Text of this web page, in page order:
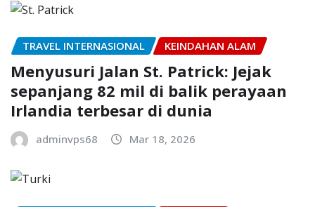
TRAVEL INTERNASIONAL KEINDAHAN ALAM
Menyusuri Jalan St. Patrick: Jejak
sepanjang 82 mil di balik perayaan
Irlandia terbesar di dunia
adminvps68 Mar 18, 2026